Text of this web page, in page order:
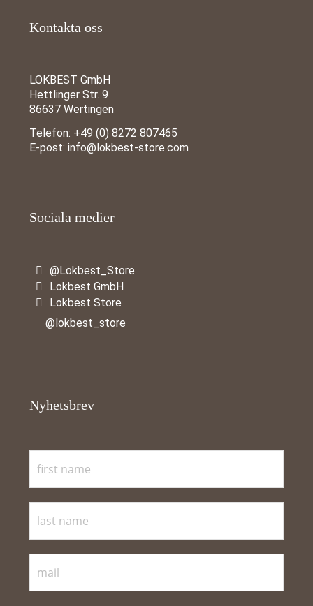
Kontakta oss
LOKBEST GmbH
Hettlinger Str. 9
86637 Wertingen
Telefon: +49 (0) 8272 807465
E-post:info@lokbest-store.com
Sociala medier
@Lokbest_Store
Lokbest GmbH
Lokbest Store
@lokbest_store
Nyhetsbrev